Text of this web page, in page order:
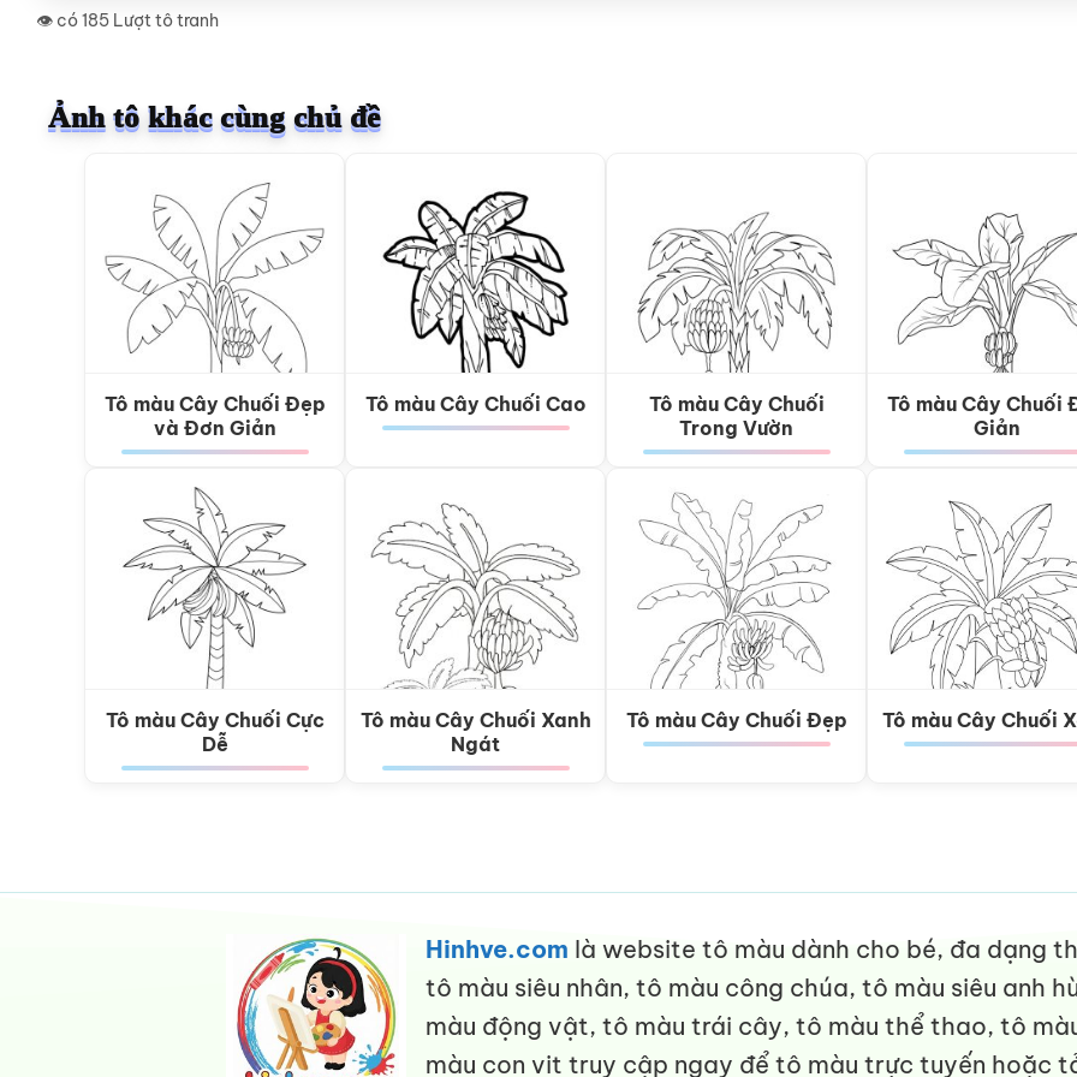
👁️ có 185 Lượt tô tranh
Ảnh tô khác cùng chủ đề
Tô màu Cây Chuối Đẹp
và Đơn Giản
Tô màu Cây Chuối Cao
Tô màu Cây Chuối
Trong Vườn
Tô màu Cây Chuối
Giản
Tô màu Cây Chuối Cực
Dễ
Tô màu Cây Chuối Xanh
Ngát
Tô màu Cây Chuối Đẹp Tô màu Cây Chuối
Hinhve.com là website tô màu dành cho bé, đa dạng
tô màu siêu nhân, tô màu công chúa, tô màu siêu anh
màu động vật, tô màu trái cây, tô màu thể thao, tô
màu con vit truy cập ngay để tô màu trực tuyến hoặc